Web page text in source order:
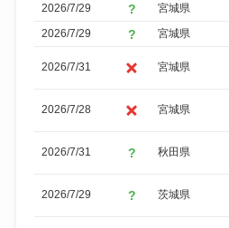
2026/7/29
宮城県
2026/7/29
宮城県
2026/7/31 宮城県
2026/7/28 宮城県
2026/7/31 秋田県
2026/7/29 茨城県